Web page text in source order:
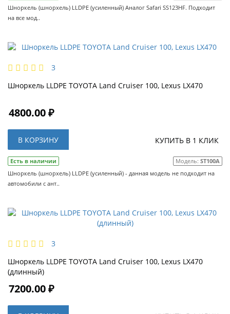
Шноркель (шнорхель) LLDPE (усиленный) Аналог Safari SS123HF. Подходит
на все мод..
3
Шноркель LLDPE TOYOTA Land Cruiser 100, Lexus LX470
4800.00 ₽
В КОРЗИНУ КУПИТЬ В 1 КЛИК
Есть в наличии Модель: ST100A
Шноркель (шнорхель) LLDPE (усиленный) - данная модель не подходит на
автомобили с ант..
3
Шноркель LLDPE TOYOTA Land Cruiser 100, Lexus LX470
(длинный)
7200.00 ₽